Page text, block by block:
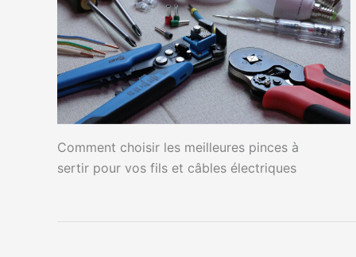
Comment choisir les meilleures pinces à
sertir pour vos fils et câbles électriques